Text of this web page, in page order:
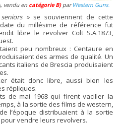
vendu en catégorie B)par Western Guns.
»se souviennent de cette
du millésime de référence fut
libre le revolver Colt S.A.1873,
peu nombreux : Centaure en
des armes de qualité. Un
italiens de Brescia produisaient
était donc libre, aussi bien les
répliques.
de mai 1968 qui firent vaciller la
à la sortie des films de western,
l’époque distribuaient à la sortie
vendre leurs revolvers.